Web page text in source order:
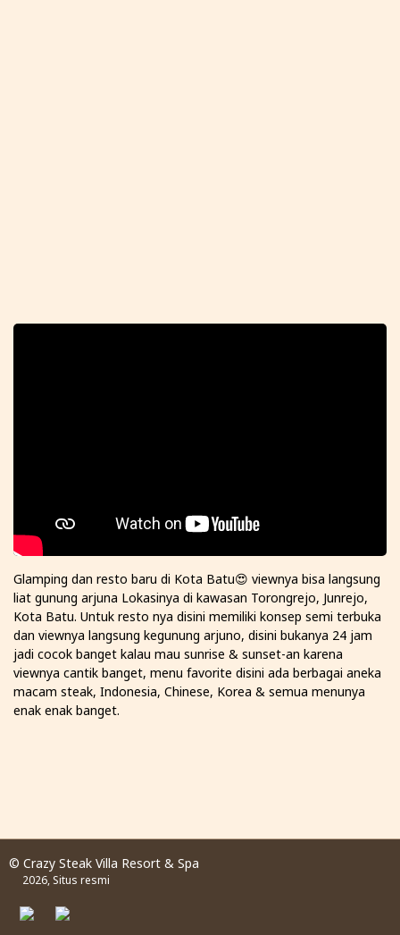
Glamping dan resto baru di Kota Batu😍 viewnya bisa langsung
liat gunung arjuna Lokasinya di kawasan Torongrejo, Junrejo,
Kota Batu. Untuk resto nya disini memiliki konsep semi terbuka
dan viewnya langsung kegunung arjuno, disini bukanya 24 jam
jadi cocok banget kalau mau sunrise & sunset-an karena
viewnya cantik banget, menu favorite disini ada berbagai aneka
macam steak, Indonesia, Chinese, Korea & semua menunya
enak enak banget.
© Crazy Steak Villa Resort & Spa
2026, Situs resmi